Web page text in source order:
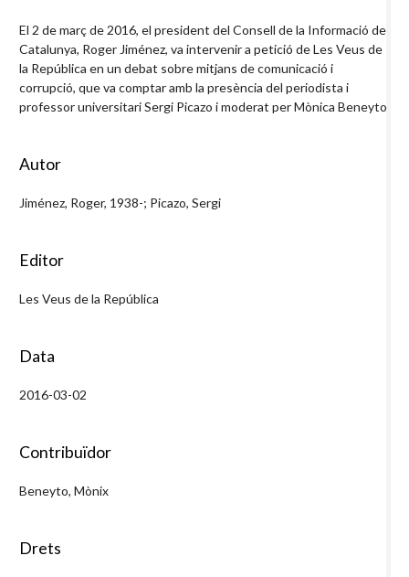
El 2 de març de 2016, el president del Consell de la Informació de
Catalunya, Roger Jiménez, va intervenir a petició de Les Veus de
la República en un debat sobre mitjans de comunicació i
corrupció, que va comptar amb la presència del periodista i
professor universitari Sergi Picazo i moderat per Mònica Beneyto.
Autor
Jiménez, Roger, 1938-; Picazo, Sergi
Editor
Les Veus de la República
Data
2016-03-02
Contribuïdor
Beneyto, Mònix
Drets